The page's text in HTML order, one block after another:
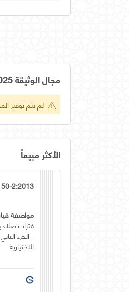
مجال الوثيقة ISO/IEC 14496-15:2024/Amd 1:2025
لم يتم توفير
الأكثر مبيعاً
2:2013
مواصفة
فترات
- الجزء
الاختيارية